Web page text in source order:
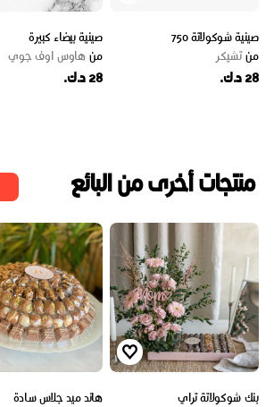
صينية شوكولاتة 750
منتشيكر
28 د.ك.
صينية بيضاء كبيرة
من هاوس اوف جوي
28 د.ك.
منتجات أخرى من البائع
بنك شوكولاتة تراي هاند ميد جلاس سادة